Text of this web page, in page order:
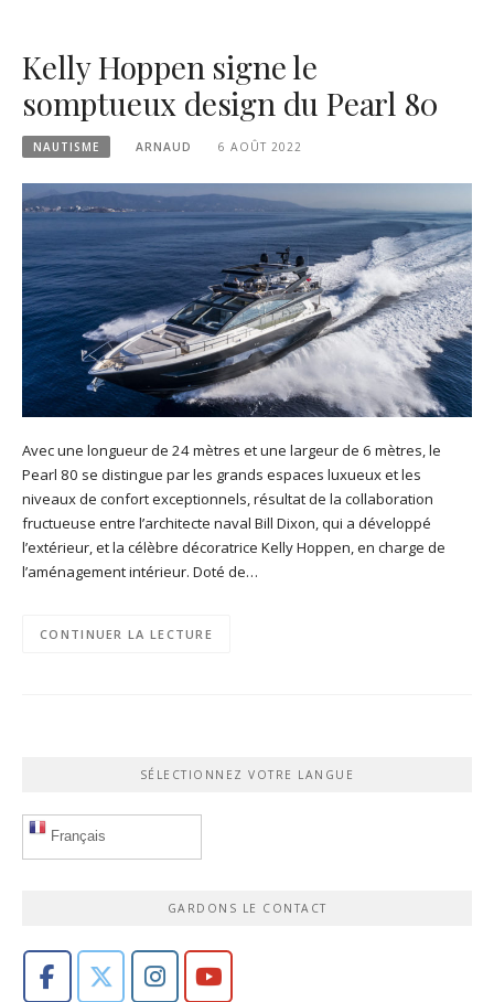
Kelly Hoppen signe le
somptueux design du Pearl 80
NAUTISME ARNAUD 6 AOÛT 2022
Avec une longueur de 24 mètres et une largeur de 6 mètres, le
Pearl 80 se distingue par les grands espaces luxueux et les
niveaux de confort exceptionnels, résultat de la collaboration
fructueuse entre l’architecte naval Bill Dixon, qui a développé
l’extérieur, et la célèbre décoratrice Kelly Hoppen, en charge de
l’aménagement intérieur. Doté de…
CONTINUER LA LECTURE
SÉLECTIONNEZ VOTRE LANGUE
Français
GARDONS LE CONTACT